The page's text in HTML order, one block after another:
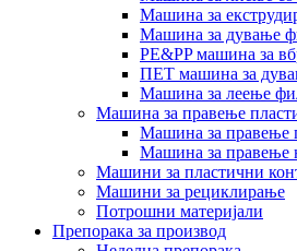
Машина за
Машина за дување
PE&PP машина за
ПЕТ машина за
Машина за леење
Машина за правење
Машина за правење
Машина за правење
Машини за пластични
Машини за рециклирање
Потрошни материјали
Препорака за производ